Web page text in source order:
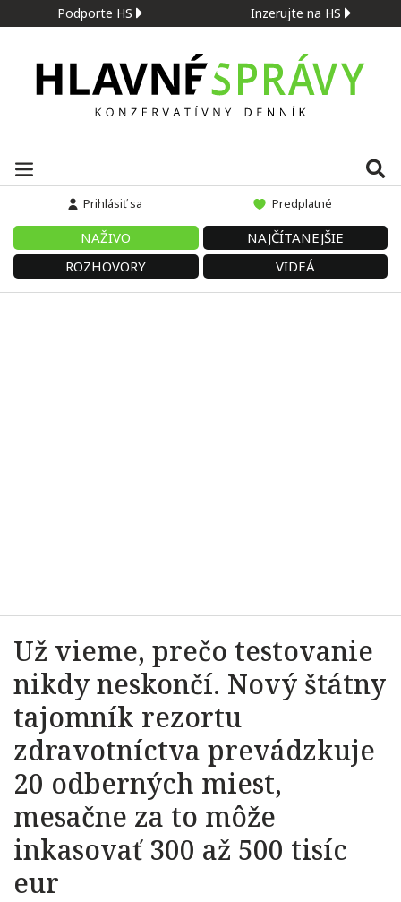
Podporte HS Inzerujte na HS
Prihlásiť sa Predplatné
NAŽIVO
NAJČÍTANEJŠIE
ROZHOVORY
VIDEÁ
Už vieme, prečo testovanie
nikdy neskončí. Nový štátny
tajomník rezortu
zdravotníctva prevádzkuje
20 odberných miest,
mesačne za to môže
inkasovať 300 až 500 tisíc
eur